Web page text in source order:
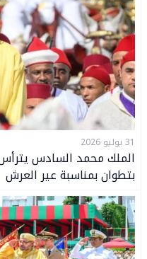
31 يوليو 2026
الملك محمد السادس
بتطوان بمناسبة عير العرش